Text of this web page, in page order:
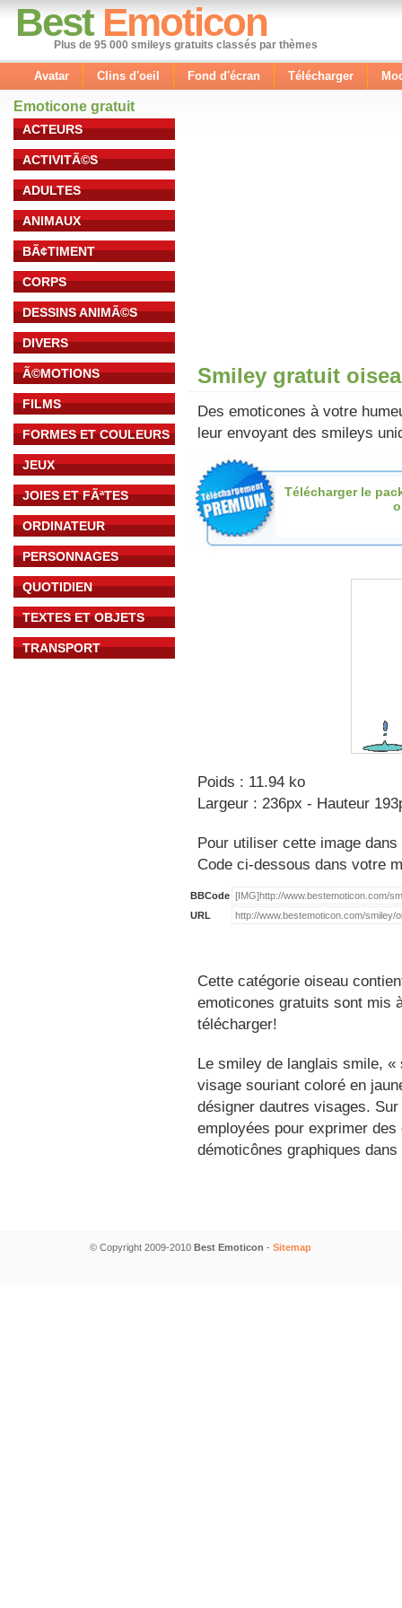
Best Emoticon
Plus de 95 000 smileys gratuits classés par thèmes
Avatar Clins d'oeil Fond d'écran Télécharger
Emoticone gratuit
ACTEURS
ACTIVITÃ©S
ADULTES
ANIMAUX
BÃ¢TIMENT
CORPS
DESSINS ANIMÃ©S
DIVERS
Ã©MOTIONS
FILMS
FORMES ET COULEURS
JEUX
JOIES ET FÃªTES
ORDINATEUR
PERSONNAGES
QUOTIDIEN
TEXTES ET OBJETS
TRANSPORT
Smiley gratuit
Des emoticones à votre
leur envoyant des smileys
Télécharger le
Poids : 11.94 ko
Largeur : 236px - Hauteur
Pour utiliser cette image
Code ci-dessous dans votre
BBCode
URL
Cette catégorie oiseau
emoticones gratuits sont mis
télécharger!
Le smiley de langlais smile,
visage souriant coloré en
désigner dautres visages.
employées pour exprimer
démoticônes graphiques
© Copyright 2009-2010 Best Emoticon - Sitemap